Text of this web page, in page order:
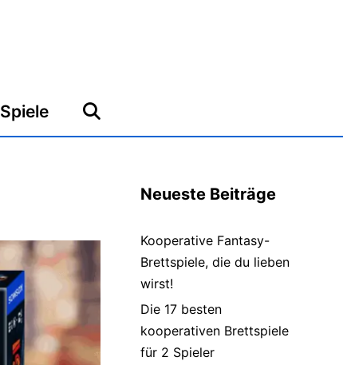
Spiele
Neueste Beiträge
Kooperative Fantasy-
Brettspiele, die du lieben
wirst!
Die 17 besten
kooperativen Brettspiele
für 2 Spieler